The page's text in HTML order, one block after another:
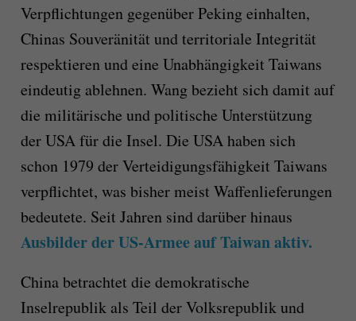
Verpflichtungen gegenüber Peking einhalten,
Chinas Souveränität und territoriale Integrität
respektieren und eine Unabhängigkeit Taiwans
eindeutig ablehnen. Wang bezieht sich damit auf
die militärische und politische Unterstützung
der USA für die Insel. Die USA haben sich
schon 1979 der Verteidigungsfähigkeit Taiwans
verpflichtet, was bisher meist Waffenlieferungen
bedeutete. Seit Jahren sind darüber hinaus
Ausbilder der US-Armee auf Taiwan aktiv.
China betrachtet die demokratische
Inselrepublik als Teil der Volksrepublik und